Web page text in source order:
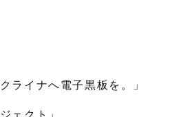
ライナへ電子黒板を。」
ェクト」